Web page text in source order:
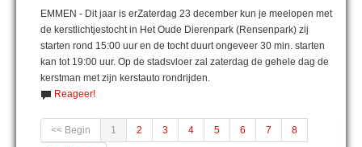
EMMEN - Dit jaar is erZaterdag 23 december kun je meelopen met
de kerstlichtjestocht in Het Oude Dierenpark (Rensenpark) zij
starten rond 15:00 uur en de tocht duurt ongeveer 30 min. starten
kan tot 19:00 uur. Op de stadsvloer zal zaterdag de gehele dag de
kerstman met zijn kerstauto rondrijden.
Reageer!
<< Begin 1 2 3 4 5 6 7 8